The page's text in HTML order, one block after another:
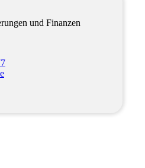
und Finanzen